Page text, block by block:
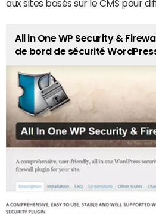
aux sites basés sur le CMS pour
All in One WP Security &
de bord de sécurité